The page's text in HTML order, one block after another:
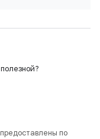
по